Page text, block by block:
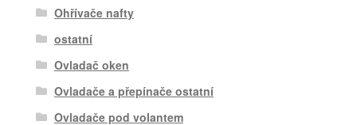
Ohřívače nafty
ostatní
Ovladač oken
Ovladače a přepínače ostatní
Ovladače pod volantem